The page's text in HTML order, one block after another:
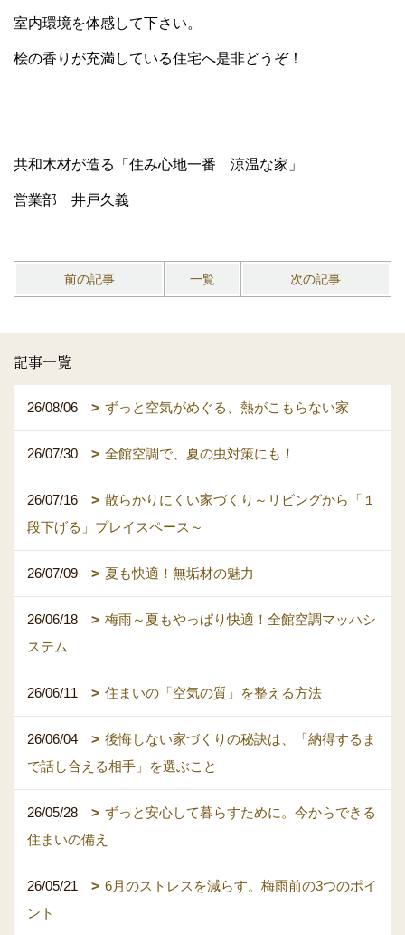
室内環境を体感して下さい。
桧の香りが充満している住宅へ是非どうぞ！
共和木材が造る「住み心地一番 涼温な家」
営業部 井戸久義
前の記事 一覧 次の記事
記事一覧
26/08/06 ずっと空気がめぐる、熱がこもらない家
26/07/30 全館空調で、夏の虫対策にも！
26/07/16
散らかりにくい家づくり～リビングから「１
段下げる」プレイスペース～
26/07/09 夏も快適！無垢材の魅力
26/06/18
梅雨～夏もやっぱり快適！全館空調マッハシ
ステム
26/06/11 住まいの「空気の質」を整える方法
26/06/04
後悔しない家づくりの秘訣は、「納得するま
で話し合える相手」を選ぶこと
26/05/28
ずっと安心して暮らすために。今からできる
住まいの備え
26/05/21
6月のストレスを減らす。梅雨前の3つのポイ
ント